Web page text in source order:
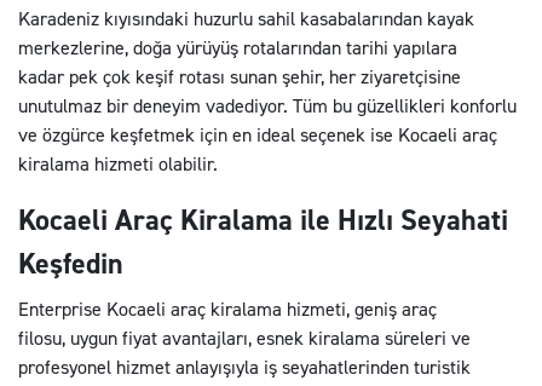
Karadeniz kıyısındaki huzurlu sahil kasabalarından kayak
merkezlerine, doğa yürüyüş rotalarından tarihi yapılara
kadar pek çok keşif rotası sunan şehir, her ziyaretçisine
unutulmaz bir deneyim vadediyor. Tüm bu güzellikleri konforlu
ve özgürce keşfetmek için en ideal seçenek ise Kocaeli araç
kiralama hizmeti olabilir.
Kocaeli Araç Kiralama ile Hızlı Seyahati
Keşfedin
Enterprise Kocaeli araç kiralama hizmeti, geniş araç
filosu, uygun fiyat avantajları, esnek kiralama süreleri ve
profesyonel hizmet anlayışıyla iş seyahatlerinden turistik